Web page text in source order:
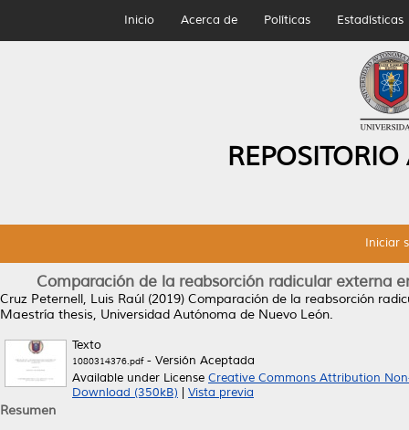
Inicio Acerca de Políticas Estadísticas
Iniciar
Comparación de la reabsorción radicular externa
Cruz Peternell, Luis Raúl (2019) Comparación de la reabsorción
Maestría thesis, Universidad Autónoma de Nuevo León.
Texto
1080314376.pdf- Versión Aceptada
Available under License Creative Commons Attribution
Download (350kB)
Vista previa
Resumen